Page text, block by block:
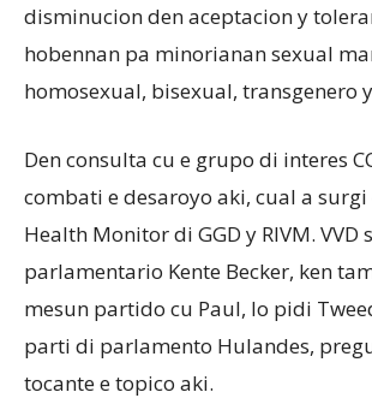
disminucion den aceptacion y
hobennan pa minorianan sexual
homosexual, bisexual, transgenero
Den consulta cu e grupo di interes
combati e desaroyo aki, cual a surgi
Health Monitor di GGD y RIVM. VVD
parlamentario Kente Becker, ken
mesun partido cu Paul, lo pidi
parti di parlamento Hulandes,
tocante e topico aki.